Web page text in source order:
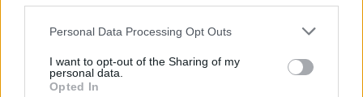
Personal Data Processing Opt Outs
I want to opt-out of the Sharing of my
personal data.
Opted In